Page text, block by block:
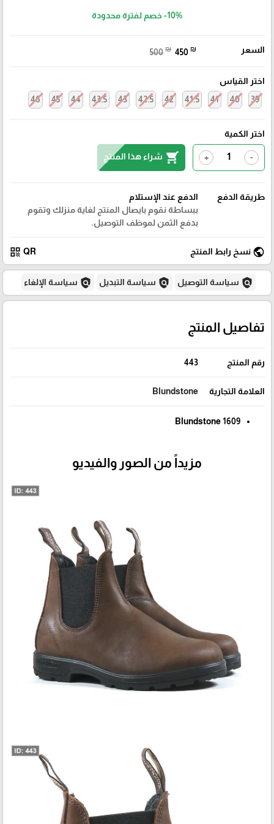
-10% خصم لفترة محدودة
السعر 500 ₪ 450 ₪
اختر القياس
39
40
41
41.5
42
42.5
43
43.5
44
45
46
اختر الكمية
-
+
shopping_cart شراء هذا المنتج
طريقة الدفع
الدفع عند الإستلام
ببساطة نقوم بايصال المنتج لغاية منزلك وتقوم
بدفع الثمن لموظف التوصيل.
public نسخ رابط المنتج QR
qr_code
policy سياسة التوصيل policy سياسة التبديل policy سياسة الإلغاء
تفاصيل المنتج
رقم المنتج 443
العلامة التجارية Blundstone
1609 Blundstone
مزيداً من الصور والفيديو